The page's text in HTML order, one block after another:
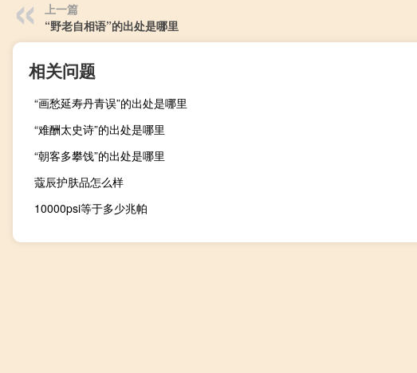
上一篇
“野老自相语”的出处是哪里
相关问题
“画愁延寿丹青误”的出处是哪里
“难酬太史诗”的出处是哪里
“朝客多攀饯”的出处是哪里
蔻辰护肤品怎么样
10000psi等于多少兆帕